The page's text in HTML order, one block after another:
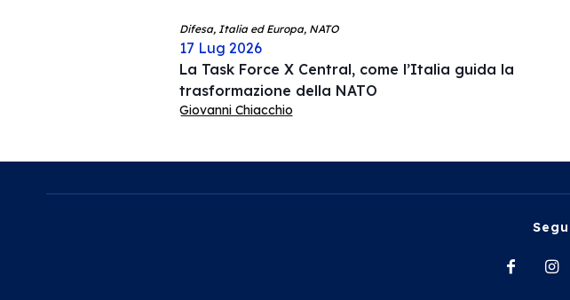
Difesa, Italia ed Europa, NATO
17 Lug 2026
La Task Force X Central, come l’Italia guida la
trasformazione della NATO
Giovanni Chiacchio